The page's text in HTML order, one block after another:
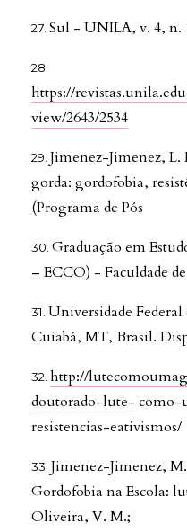
Sul - UNILA, v. 4, n.
https://
view/2643/2534
Jimenez-Jimenez, L.
gorda: gordofobia,
(Programa de Pós
Graduação em
– ECCO) - Faculdade
Universidade
Cuiabá, MT, Brasil.
http://
doutorado-lute- como-
resistencias-eativismos/
Jimenez-Jimenez,
Gordofobia na Escola:
Oliveira, V. M.;